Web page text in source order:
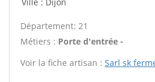
Département: 21
Métiers : Porte d'entrée -
Voir la fiche artisan : Sarl sk